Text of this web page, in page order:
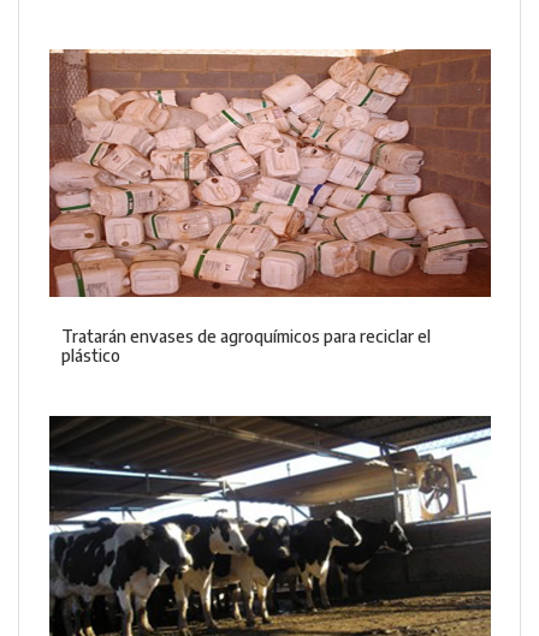
Tratarán envases de agroquímicos para reciclar el
plástico